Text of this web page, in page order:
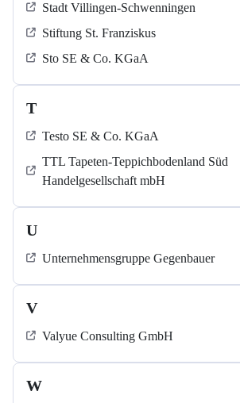
Stadt Villingen-Schwenningen
Stiftung St. Franziskus
Sto SE & Co. KGaA
T
Testo SE & Co. KGaA
TTL Tapeten-Teppichbodenland Süd
Handelgesellschaft mbH
U
Unternehmensgruppe Gegenbauer
V
Valyue Consulting GmbH
W